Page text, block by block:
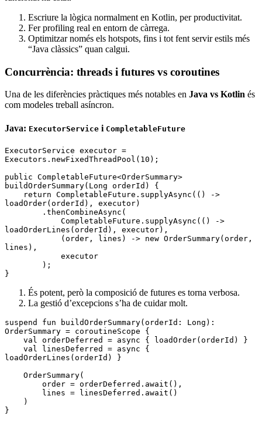
Escriure la lògica normalment en Kotlin, per productivitat.
Fer profiling real en entorn de càrrega.
Optimitzar només els hotspots, fins i tot fent servir estils més
“Java clàssics” quan calgui.
Concurrència: threads i futures vs coroutines
Una de les diferències pràctiques més notables en Java vs Kotlin és
com modeles treball asíncron.
Java: ExecutorService i CompletableFuture
ExecutorService executor =
Executors . newFixedThreadPool ( 10 );
public CompletableFuture<OrderSummary>
buildOrderSummary( Long orderId)
{
    return
CompletableFuture . supplyAsync (()
->
loadOrder(orderId) ,
executor)
        .
thenCombineAsync (
            CompletableFuture
. supplyAsync (()
->
loadOrderLines(orderId) , executor) ,
            (order
, lines) -> new OrderSummary(order ,
lines) ,
            executor
        );
}
És potent, però la composició de futures es torna verbosa.
La gestió d’excepcions s’ha de cuidar molt.
suspend fun buildOrderSummary(orderId: Long
OrderSummary = coroutineScope {
    val
orderDeferred = async { loadOrder(orderId) }
    val
linesDeferred = async
loadOrderLines (orderId) }
    OrderSummary
(
        order
= orderDeferred. await (),
        lines
= linesDeferred. await ()
    )
}